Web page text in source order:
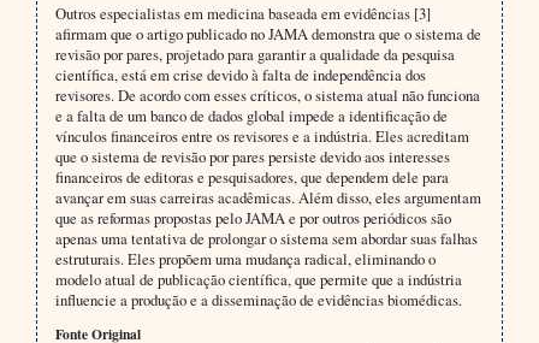
Outros especialistas em medicina baseada em evidências [3]
afirmam que o artigo publicado no JAMA demonstra que o sistema de
revisão por pares, projetado para garantir a qualidade da pesquisa
científica, está em crise devido à falta de independência dos
revisores. De acordo com esses críticos, o sistema atual não funciona
e a falta de um banco de dados global impede a identificação de
vínculos financeiros entre os revisores e a indústria. Eles acreditam
que o sistema de revisão por pares persiste devido aos interesses
financeiros de editoras e pesquisadores, que dependem dele para
avançar em suas carreiras acadêmicas. Além disso, eles argumentam
que as reformas propostas pelo JAMA e por outros periódicos são
apenas uma tentativa de prolongar o sistema sem abordar suas falhas
estruturais. Eles propõem uma mudança radical, eliminando o
modelo atual de publicação científica, que permite que a indústria
influencie a produção e a disseminação de evidências biomédicas.
Fonte Original